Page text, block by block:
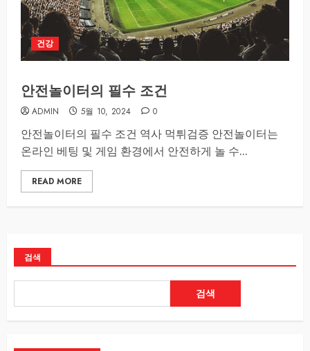
건강
안전놀이터의 필수 조건
ADMIN 5월 10, 2024 0
안전놀이터의 필수 조건 역사 먹튀검증 안전놀이터는
온라인 베팅 및 게임 환경에서 안전하게 놀 수...
READ MORE
검색
검색